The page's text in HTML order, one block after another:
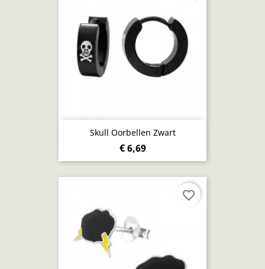
Skull Oorbellen Zwart
€ 6,69
favorite_border